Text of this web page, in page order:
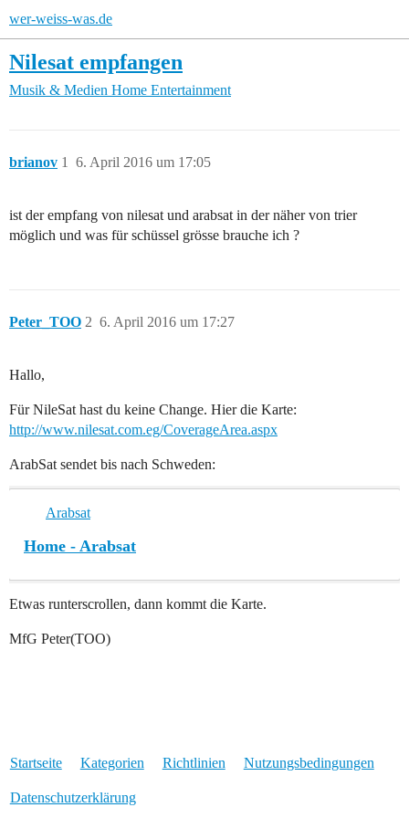
wer-weiss-was.de
Nilesat empfangen
Musik & Medien Home Entertainment
brianov 6. April 2016 um 17:05
1
ist der empfang von nilesat und arabsat in der näher von trier
möglich und was für schüssel grösse brauche ich ?
Peter_TOO 6. April 2016 um 17:27
2
Hallo,
Für NileSat hast du keine Change. Hier die Karte:
http://www.nilesat.com.eg/CoverageArea.aspx
ArabSat sendet bis nach Schweden:
Arabsat
Home - Arabsat
Etwas runterscrollen, dann kommt die Karte.
MfG Peter(TOO)
Startseite Kategorien Richtlinien Nutzungsbedingungen
Datenschutzerklärung